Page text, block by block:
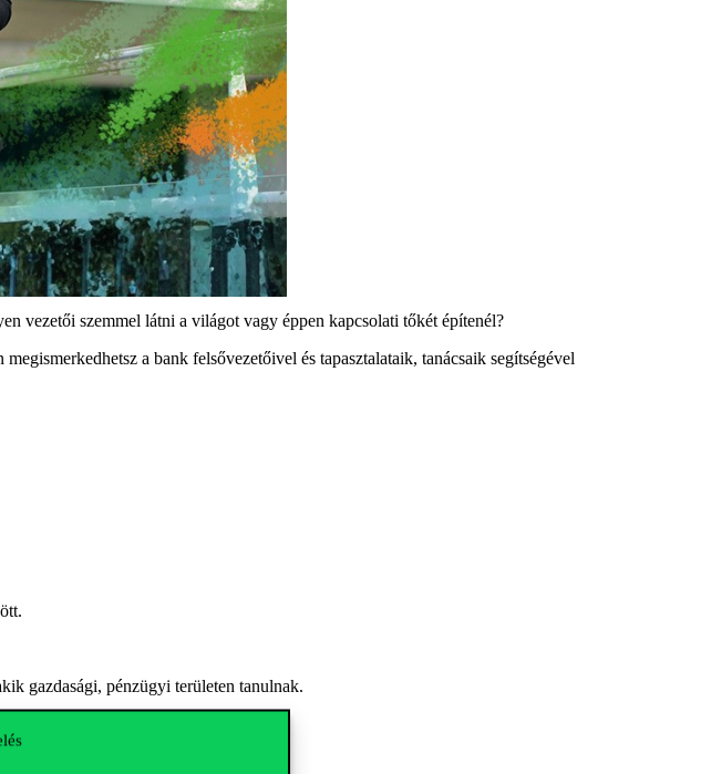
vezetői szemmel látni a világot vagy éppen kapcsolati tőkét építenél?
megismerkedhetsz a bank felsővezetőivel és tapasztalataik, tanácsaik segítségével
ött.
gazdasági, pénzügyi területen tanulnak.